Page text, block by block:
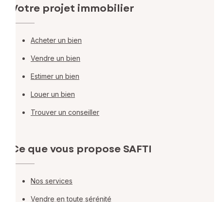
Votre projet immobilier
Acheter un bien
Vendre un bien
Estimer un bien
Louer un bien
Trouver un conseiller
Ce que vous propose SAFTI
Nos services
Vendre en toute sérénité